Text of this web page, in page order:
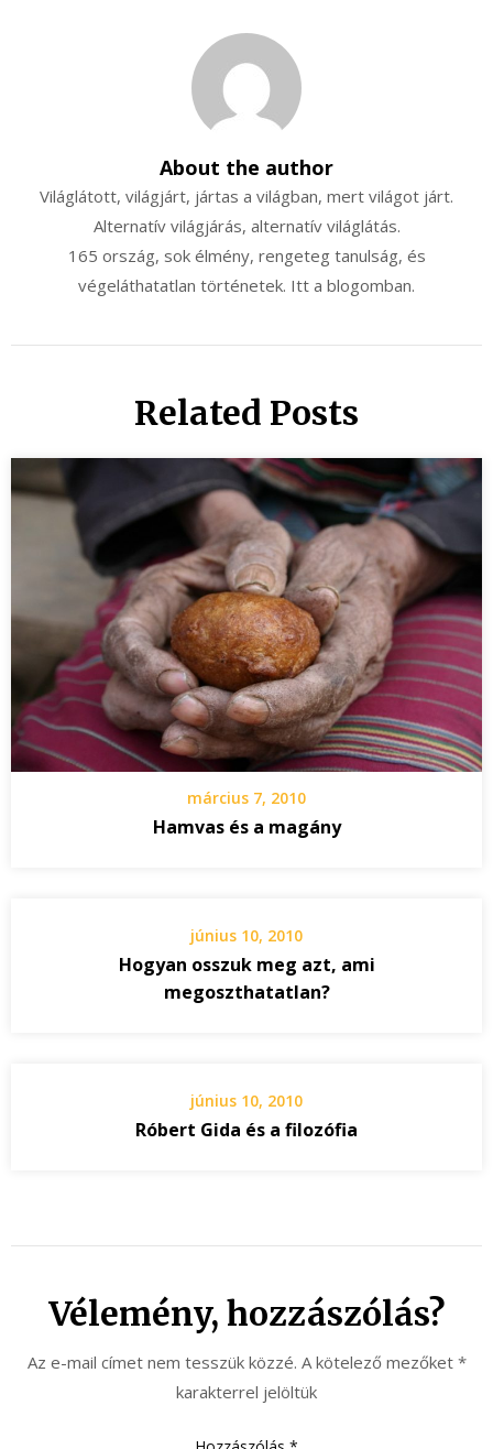
About the author
Világlátott, világjárt, jártas a világban, mert világot járt.
Alternatív világjárás, alternatív világlátás.
165 ország, sok élmény, rengeteg tanulság, és
végeláthatatlan történetek. Itt a blogomban.
Related Posts
március 7, 2010
Hamvas és a magány
június 10, 2010
Hogyan osszuk meg azt, ami
megoszthatatlan?
június 10, 2010
Róbert Gida és a filozófia
Vélemény, hozzászólás?
Az e-mail címet nem tesszük közzé. A kötelező mezőket *
karakterrel jelöltük